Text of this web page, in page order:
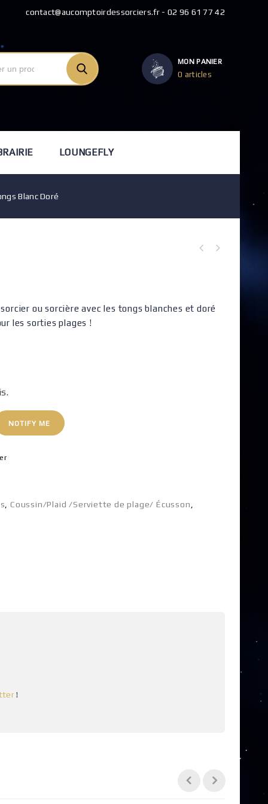
contact@aucomptoirdessorciers.fr - 02 96 61 77 42
MON PANIER
0 articles
LOUNGEFLY
Blanc Doré
ou sorcière avec les tongs blanches et doré
les sorties plages !
NOTIFY ME
,Coussin/Plaid /Serviette de plage/ Écusson
!